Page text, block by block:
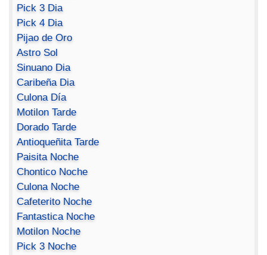
Pick 3 Dia
Pick 4 Dia
Pijao de Oro
Astro Sol
Sinuano Dia
Caribeña Dia
Culona Día
Motilon Tarde
Dorado Tarde
Antioqueñita Tarde
Paisita Noche
Chontico Noche
Culona Noche
Cafeterito Noche
Fantastica Noche
Motilon Noche
Pick 3 Noche